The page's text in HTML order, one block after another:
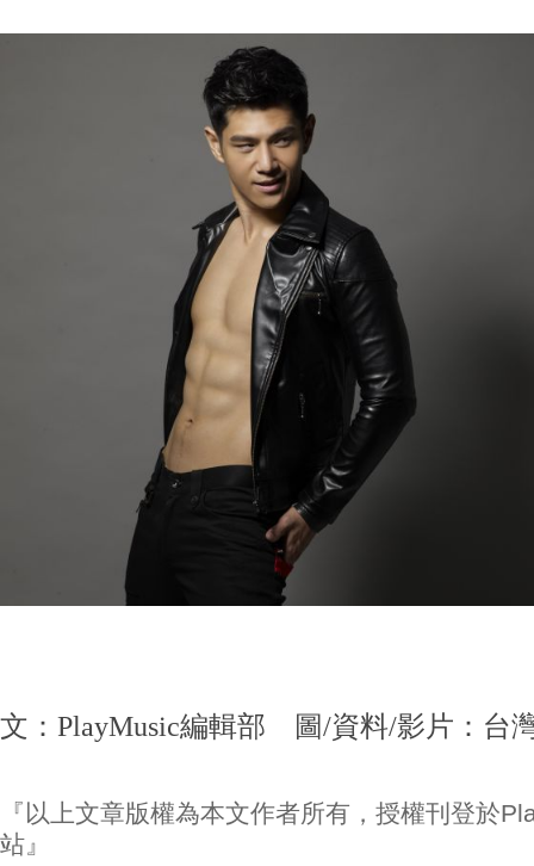
文：PlayMusic編輯部 圖/資料/影片：台
『以上文章版權為本文作者所有，授權刊登於
站』